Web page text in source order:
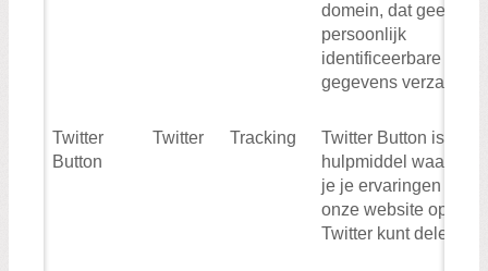
domein, dat geen
persoonlijk
identificeerbare
gegevens verzamelt
Twitter
Button
Twitter Tracking
Twitter Button is een
hulpmiddel waarmee
je je ervaringen op
onze website op
Twitter kunt delen.